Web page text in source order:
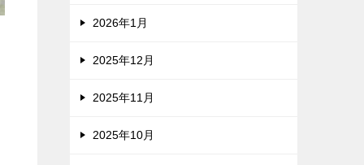
2026年1月
2025年12月
2025年11月
2025年10月